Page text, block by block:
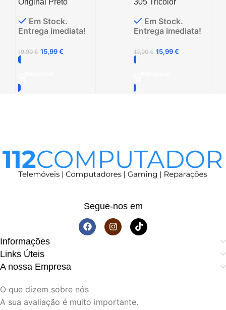
Original Preto
Em Stock.
Entrega imediata!
19,90€ 15,99€
305 Tricolor
Em Stock.
Entrega imediata!
19,90€ 15,99€
Segue-nos em
Informações
Links Úteis
A nossa Empresa
O que dizem sobre nós
A sua avaliação é muito importante.